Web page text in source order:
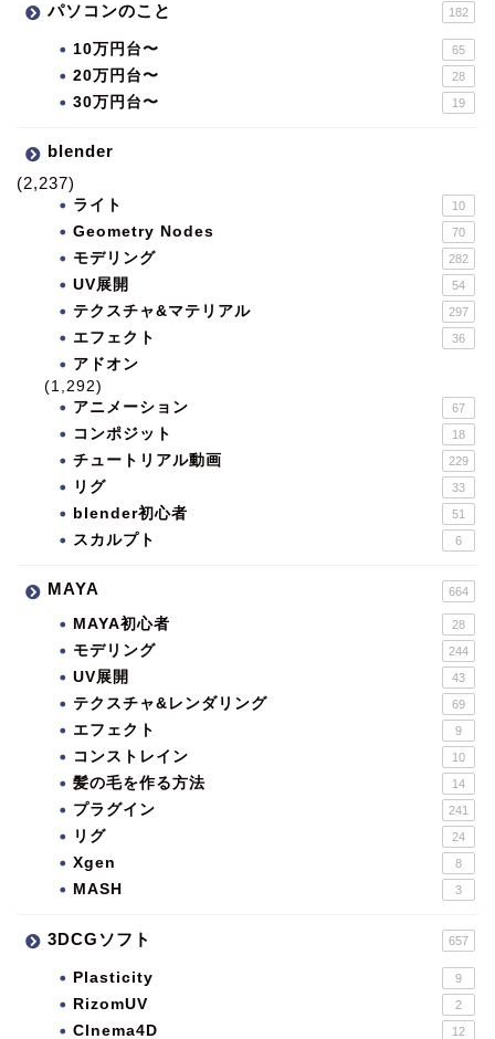
パソコンのこと 182
10万円台〜 65
20万円台〜 28
30万円台〜 19
blender
(2,237)
ライト 10
Geometry Nodes 70
モデリング 282
UV展開 54
テクスチャ&マテリアル 297
エフェクト 36
アドオン
(1,292)
アニメーション
67
コンポジット 18
チュートリアル動画 229
リグ 33
blender初心者 51
スカルプト 6
MAYA 664
MAYA初心者 28
モデリング 244
UV展開 43
テクスチャ&レンダリング 69
エフェクト 9
コンストレイン 10
髪の毛を作る方法 14
プラグイン 241
リグ 24
Xgen 8
MASH 3
3DCGソフト 657
Plasticity 9
RizomUV 2
CInema4D 12